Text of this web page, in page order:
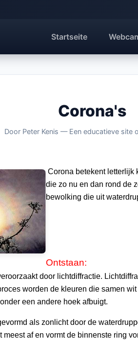
Startseite
Corona's
Door Peter Kenis — Een educatieve site
Corona betekent letterlijk
die zo nu en dan rond de
bewolking die uit
Ontstaan:
door lichtdiffractie.
worden de kleuren die samen
een andere hoek afbuigt.
als zonlicht door de
meest af en vormt de binnenste ring